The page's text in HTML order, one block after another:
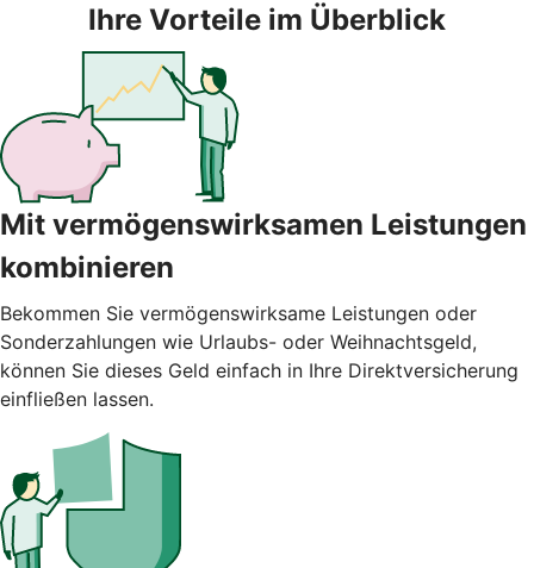
Ihre Vorteile im Überblick
Mit vermögenswirksamen Leistungen
kombinieren
Bekommen Sie vermögenswirksame Leistungen oder
Sonderzahlungen wie Urlaubs- oder Weihnachtsgeld,
können Sie dieses Geld einfach in Ihre Direktversicherung
einfließen lassen.